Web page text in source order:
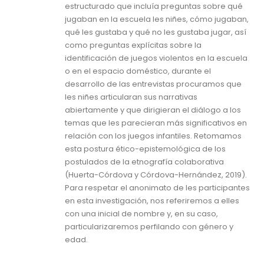
estructurado que incluía preguntas sobre qué
jugaban en la escuela les niñes, cómo jugaban,
qué les gustaba y qué no les gustaba jugar, así
como preguntas explícitas sobre la
identificación de juegos violentos en la escuela
o en el espacio doméstico, durante el
desarrollo de las entrevistas procuramos que
les niñes articularan sus narrativas
abiertamente y que dirigieran el diálogo a los
temas que les parecieran más significativos en
relación con los juegos infantiles. Retomamos
esta postura ético-epistemológica de los
postulados de la etnografía colaborativa
(Huerta-Córdova y Córdova-Hernández, 2019).
Para respetar el anonimato de les participantes
en esta investigación, nos referiremos a elles
con una inicial de nombre y, en su caso,
particularizaremos perfilando con género y
edad.